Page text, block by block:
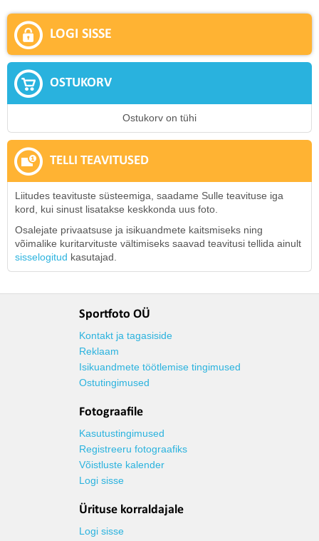
LOGI SISSE
OSTUKORV
Ostukorv on tühi
TELLI TEAVITUSED
Liitudes teavituste süsteemiga, saadame Sulle teavituse iga
kord, kui sinust lisatakse keskkonda uus foto.
Osalejate privaatsuse ja isikuandmete kaitsmiseks ning
võimalike kuritarvituste vältimiseks saavad teavitusi tellida ainult
sisselogitud kasutajad.
Sportfoto OÜ
Kontakt ja tagasiside
Reklaam
Isikuandmete töötlemise tingimused
Ostutingimused
Fotograafile
Kasutustingimused
Registreeru fotograafiks
Võistluste kalender
Logi sisse
Ürituse korraldajale
Logi sisse